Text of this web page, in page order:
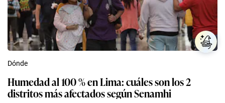
Dónde
Humedad al 100 % en Lima: cuáles son los 2
distritos más afectados según Senamhi